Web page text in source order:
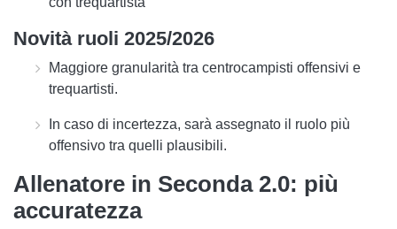
Novità ruoli 2025/2026
Maggiore granularità tra centrocampisti offensivi e
trequartisti.
In caso di incertezza, sarà assegnato il ruolo più
offensivo tra quelli plausibili.
Allenatore in Seconda 2.0: più
accuratezza